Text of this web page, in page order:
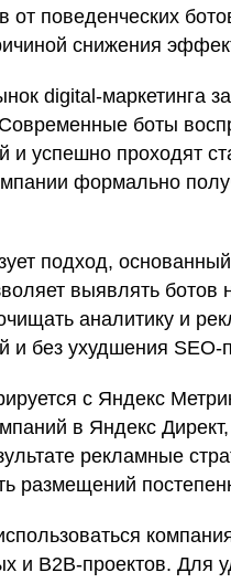
от поведенческих
снижения
digital‑маркетинга
боты
и успешно проходят
формально
подход,
выявлять
аналитику и
и без ухудшения
с Яндекс
в Яндекс
рекламные
размещений
и B2B‑проектов. Для